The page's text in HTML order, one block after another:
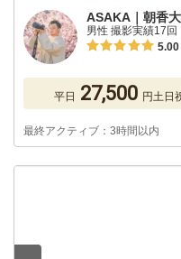
ASAKA｜朝香
男性 撮影実績17回
5.00
平日 27,500 円土日
最終アクティブ：3時間以内